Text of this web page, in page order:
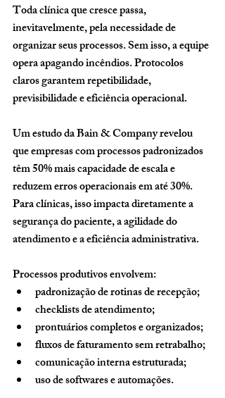
Toda clínica que cresce passa,
inevitavelmente, pela necessidade de
organizar seus processos. Sem isso, a equipe
opera apagando incêndios. Protocolos
claros garantem repetibilidade,
previsibilidade e eficiência operacional.
Um estudo da Bain & Company revelou
que empresas com processos padronizados
têm 50% mais capacidade de escala e
reduzem erros operacionais em até 30%.
Para clínicas, isso impacta diretamente a
segurança do paciente, a agilidade do
atendimento e a eficiência administrativa.
Processos produtivos envolvem:
padronização de rotinas de recepção;
checklists de atendimento;
prontuários completos e organizados;
fluxos de faturamento sem retrabalho;
comunicação interna estruturada;
uso de softwares e automações.